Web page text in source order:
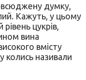
думку,
Кажуть, у цьому
цукрів,
вина
вмісту
колись називали